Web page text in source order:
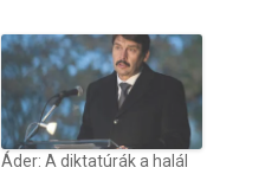
Áder: A diktatúrák a halál